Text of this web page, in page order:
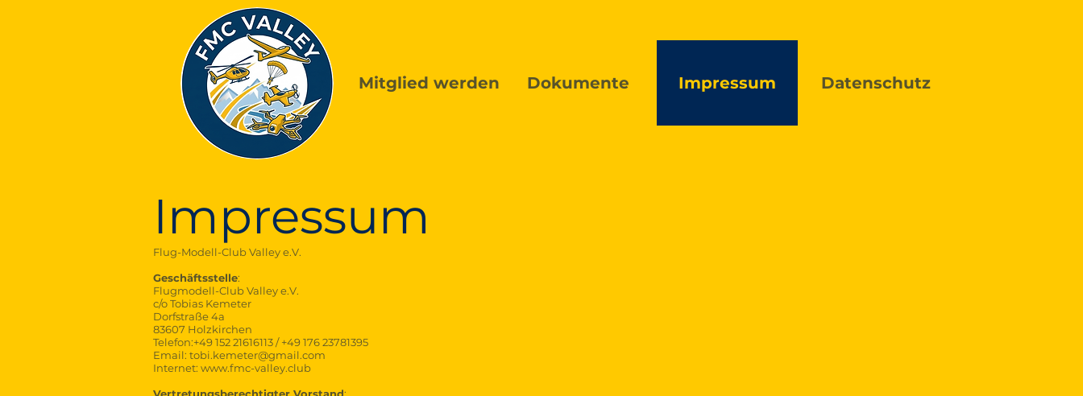
Mitglied werden Dokumente Impressum Datenschutz
Impressum
Flug-Modell-Club Valley e.V.
Geschäftsstelle:
Flugmodell-Club Valley e.V.
c/o Tobias Kemeter
Dorfstraße 4a
83607 Holzkirchen
Telefon:+49 152 21616113 / +49 176 23781395
Email: tobi.kemeter@gmail.com
Internet: www.fmc-valley.club